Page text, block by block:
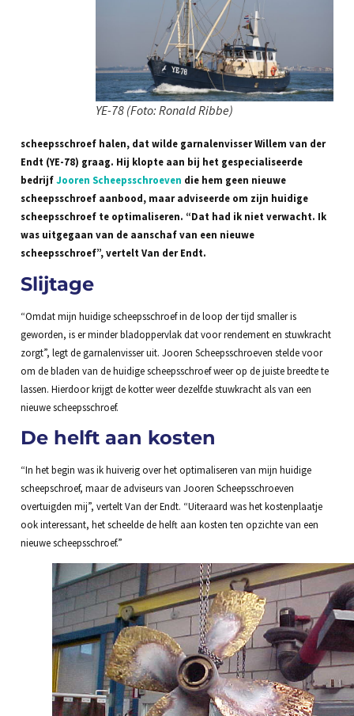
YE-78 (Foto: Ronald Ribbe)
scheepsschroef halen, dat wilde garnalenvisser Willem van der
Endt (YE-78) graag. Hij klopte aan bij het gespecialiseerde
bedrijfJooren Scheepsschroeven die hem geen nieuwe
scheepsschroef aanbood, maar adviseerde om zijn huidige
scheepsschroef te optimaliseren. “Dat had ik niet verwacht. Ik
was uitgegaan van de aanschaf van een nieuwe
scheepsschroef”, vertelt Van der Endt.
Slijtage
“Omdat mijn huidige scheepsschroef in de loop der tijd smaller is
geworden, is er minder bladoppervlak dat voor rendement en stuwkracht
zorgt”, legt de garnalenvisser uit. Jooren Scheepsschroeven stelde voor
om de bladen van de huidige scheepsschroef weer op de juiste breedte te
lassen. Hierdoor krijgt de kotter weer dezelfde stuwkracht als van een
nieuwe scheepsschroef.
De helft aan kosten
“In het begin was ik huiverig over het optimaliseren van mijn huidige
scheepschroef, maar de adviseurs van Jooren Scheepsschroeven
overtuigden mij”, vertelt Van der Endt. “Uiteraard was het kostenplaatje
ook interessant, het scheelde de helft aan kosten ten opzichte van een
nieuwe scheepsschroef.”